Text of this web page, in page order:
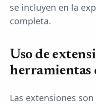
se incluyen en la
completa.
Uso de
herramientas
Las extensiones